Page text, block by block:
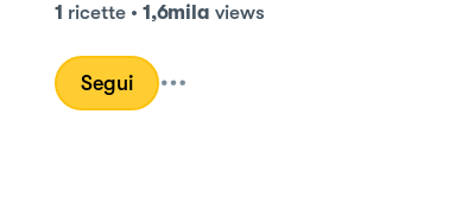
1 ricette• 1,6mila views
Segui